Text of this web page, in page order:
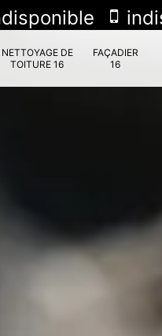
NETTOYAGE DE
TOITURE 16
FAÇADIER
16